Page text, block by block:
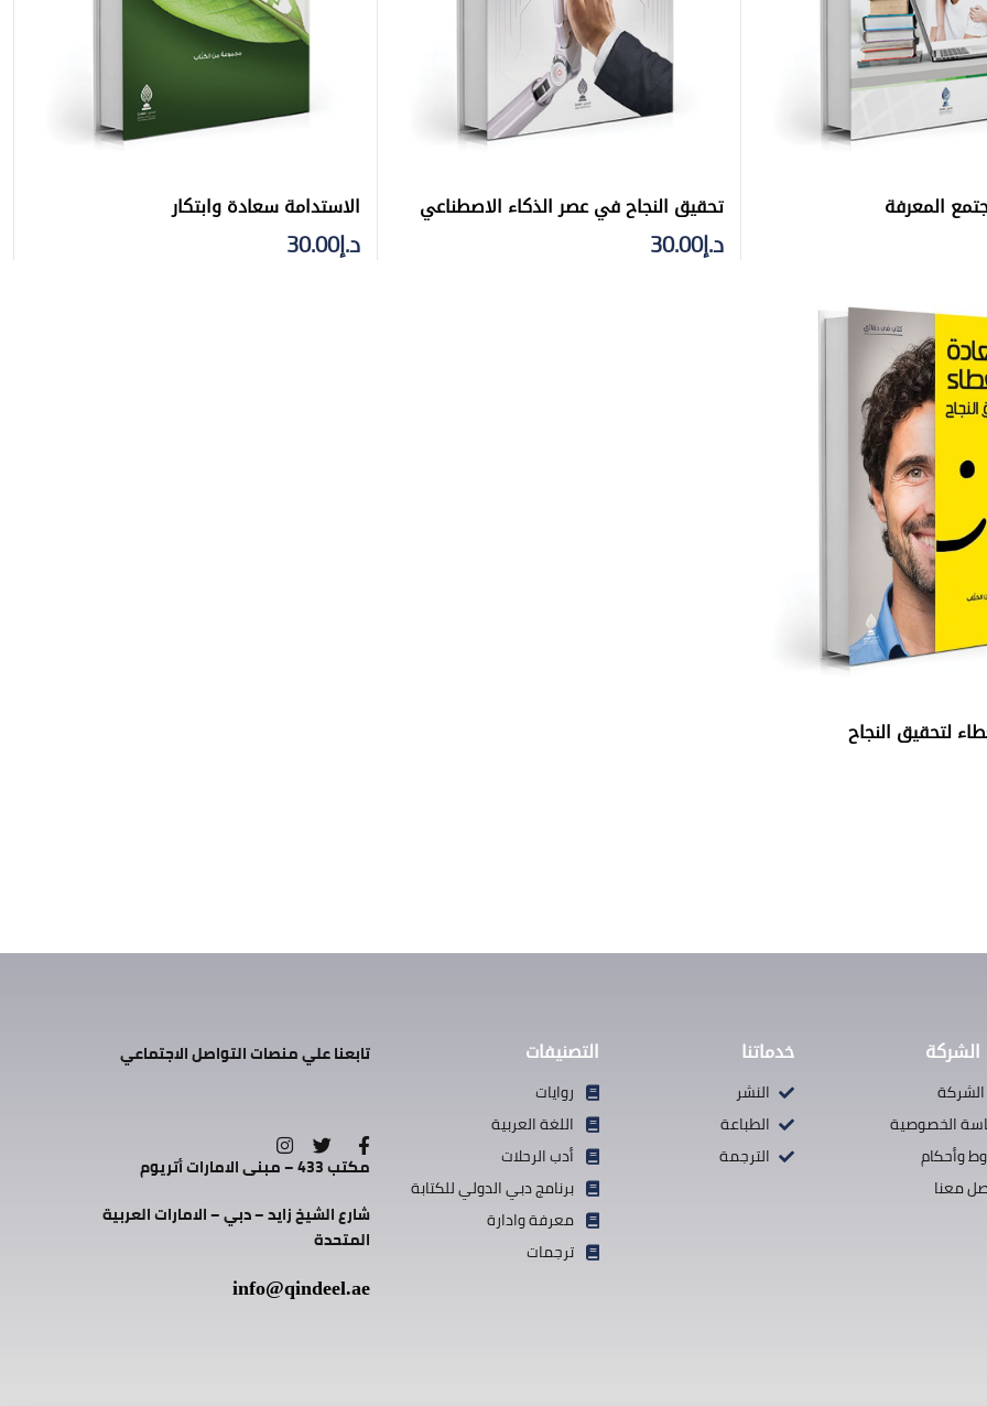
المعرفة تحقيق النجاح في عصر الذكاء الاصطناعي
د.إ30.00
الاستدامة سعادة وابتكار
د.إ30.00
لتحقيق النجاح
الخصوصية
وأحكام
معنا
خدماتنا
النشر
الطباعة
الترجمة
التصنيفات
روايات
اللغة العربية
أدب الرحلات
برنامج دبي الدولي للكتابة
معرفة وادارة
ترجمات
تابعنا علي منصات التواصل الاجتماعي
مكتب 433 – مبنى الامارات أتريوم
شارع الشيخ زايد – دبي – الامارات العربية
المتحدة
info@qindeel.ae